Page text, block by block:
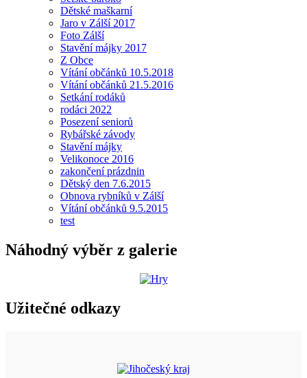
Dětské maškarní
Jaro v Zálší 2017
Foto Zálší
Stavění májky 2017
Z Obce
Vítání občánků 10.5.2018
Vítání občánků 21.5.2016
Setkání rodáků
rodáci 2022
Posezení seniorů
Rybářské závody
Stavění májky
Velikonoce 2016
zakončení prázdnin
Dětský den 7.6.2015
Obnova rybníků v Zálší
Vítání občánků 9.5.2015
test
Náhodný výběr z galerie
Užitečné odkazy